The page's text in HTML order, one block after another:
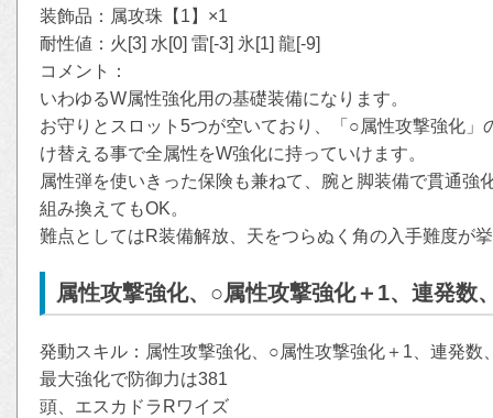
装飾品：属攻珠【1】×1
耐性値：火[3] 水[0] 雷[-3] 氷[1] 龍[-9]
コメント：
いわゆるW属性強化用の基礎装備になります。
お守りとスロット5つが空いており、「○属性攻撃強化
け替える事で全属性をW強化に持っていけます。
属性弾を使いきった保険も兼ねて、腕と脚装備で貫通強
組み換えてもOK。
難点としてはR装備解放、天をつらぬく角の入手難度が
属性攻撃強化、○属性攻撃強化＋1、連発数
発動スキル：属性攻撃強化、○属性攻撃強化＋1、連発数
最大強化で防御力は381
頭、エスカドラRワイズ